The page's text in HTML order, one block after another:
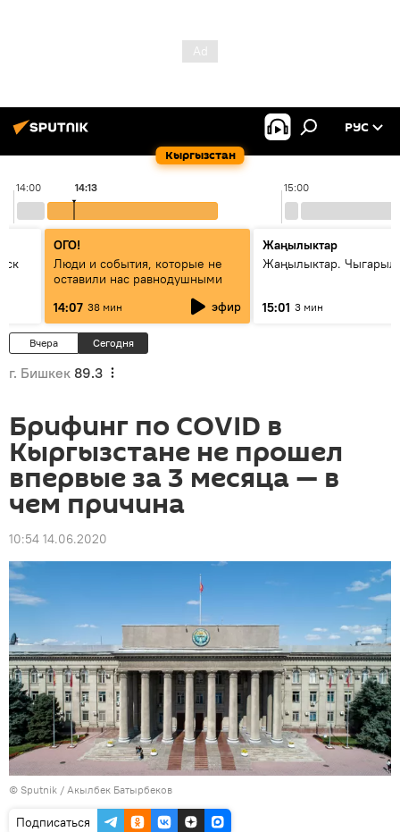
Кыргызстан
РУС
14:00 15:00
14:13
ОГО!
Люди и события, которые не
оставили нас равнодушными
14:07 38 мин эфир
Жаңылыктар
Жаңылыктар.
15:01 3 мин
Вчера Сегодня
г. Бишкек 89.3
Брифинг по COVID в
Кыргызстане не прошел
впервые за 3 месяца — в
чем причина
10:54 14.06.2020
© Sputnik / Акылбек Батырбеков
Подписаться